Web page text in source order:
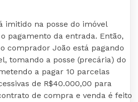
imitido na posse do imóvel
pagamento da entrada. Então,
comprador João está pagando
tomando a posse (precária) do
a pagar 10 parcelas
de R$40.000,00 para
de compra e venda é feito